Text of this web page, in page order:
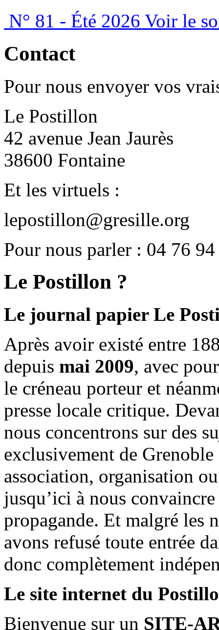
N° 81 - Été 2026 Voir le
Contact
Pour nous envoyer vos
Le Postillon
42 avenue Jean Jaurès
38600 Fontaine
Et les virtuels :
lepostillon@gresille.org
Pour nous parler : 04 76
Le Postillon ?
Le journal papier Le
Après avoir existé entre
depuis mai 2009, avec
le créneau porteur et
presse locale critique.
nous concentrons sur des
exclusivement de
association, organisation
jusqu’ici à nous
propagande. Et malgré les
avons refusé toute entrée
donc complètement
Le site internet du
Bienvenue sur un SITE-